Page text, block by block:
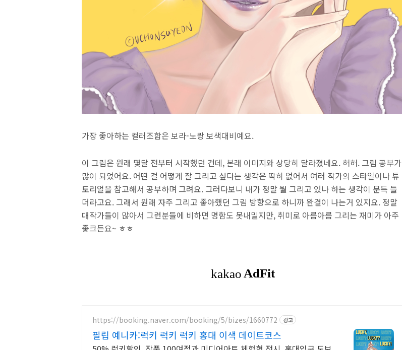
가장 좋아하는 컬러조합은 보라-노랑 보색대비예요.
이 그림은 원래 몇달 전부터 시작했던 건데, 본래 이미지와 상당히 달라졌네요. 허허. 그림 공부가
많이 되었어요. 어떤 걸 어떻게 잘 그리고 싶다는 생각은 딱히 없어서 여러 작가의 스타일이나 튜
토리얼을 참고해서 공부하며 그려요. 그러다보니 내가 정말 뭘 그리고 있나 하는 생각이 문득 들
더라고요. 그래서 원래 자주 그리고 좋아했던 그림 방향으로 하니까 완결이 나는거 있지요. 정말
대작가들이 많아서 그런분들에 비하면 명함도 못내밀지만, 취미로 아름아름 그리는 재미가 아주
좋크든요~ ㅎㅎ
https://booking.naver.com/booking/5/bizes/1660772 광고
필립 예니카:럭키 럭키 럭키 홍대 이색 데이트코스